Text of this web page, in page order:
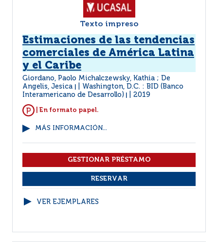
Texto impreso
Estimaciones de las tendencias
comerciales de América Latina
y el Caribe
Giordano, Paolo Michalczewsky, Kathia ; De
Angelis, Jesica
Washington, D.C. : BID (Banco
Interamericano de Desarrollo)
2019
| En formato papel.
MÁS INFORMACIÓN...
VER EJEMPLARES